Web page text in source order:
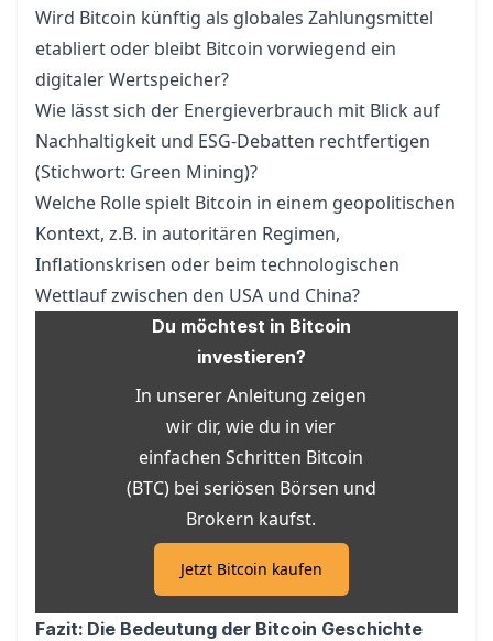
Wird Bitcoin künftig als globales Zahlungsmittel
etabliert oder bleibt Bitcoin vorwiegend ein
digitaler Wertspeicher?
Wie lässt sich der Energieverbrauch mit Blick auf
Nachhaltigkeit und ESG-Debatten rechtfertigen
(Stichwort: Green Mining)?
Welche Rolle spielt Bitcoin in einem geopolitischen
Kontext, z.B. in autoritären Regimen,
Inflationskrisen oder beim technologischen
Wettlauf zwischen den USA und China?
Du möchtest in Bitcoin
investieren?
In unserer Anleitung zeigen
wir dir, wie du in vier
einfachen Schritten Bitcoin
(BTC) bei seriösen Börsen und
Brokern kaufst.
Jetzt Bitcoin kaufen
Fazit: Die Bedeutung der Bitcoin Geschichte